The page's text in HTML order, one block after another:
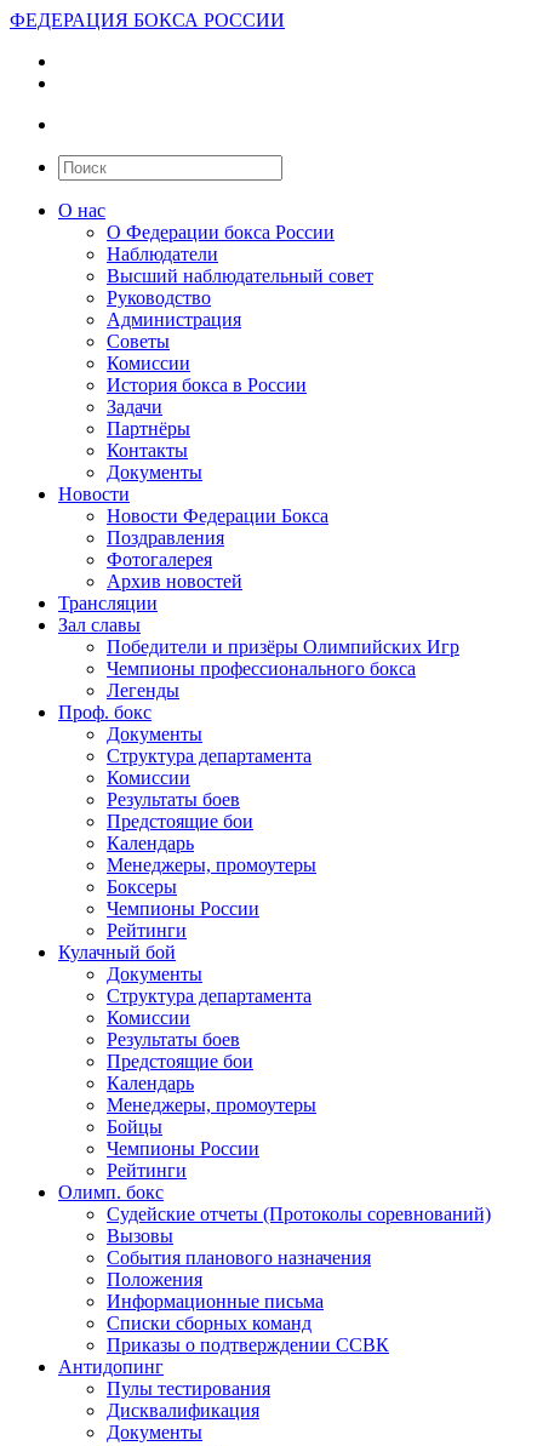
ФЕДЕРАЦИЯ БОКСА РОССИИ
О нас
О Федерации бокса России
Наблюдатели
Высший наблюдательный совет
Руководство
Администрация
Советы
Комиссии
История бокса в России
Задачи
Партнёры
Контакты
Документы
Новости
Новости Федерации Бокса
Поздравления
Фотогалерея
Архив новостей
Трансляции
Зал славы
Победители и призёры Олимпийских Игр
Чемпионы профессионального бокса
Легенды
Проф. бокс
Документы
Структура департамента
Комиссии
Результаты боев
Предстоящие бои
Календарь
Менеджеры, промоутеры
Боксеры
Чемпионы России
Рейтинги
Кулачный бой
Документы
Структура департамента
Комиссии
Результаты боев
Предстоящие бои
Календарь
Менеджеры, промоутеры
Бойцы
Чемпионы России
Рейтинги
Олимп. бокс
Судейские отчеты (Протоколы соревнований)
Вызовы
События планового назначения
Положения
Информационные письма
Списки сборных команд
Приказы о подтверждении ССВК
Антидопинг
Пулы тестирования
Дисквалификация
Документы